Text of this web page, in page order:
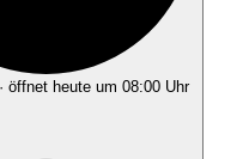
· öffnet heute um 08:00 Uhr